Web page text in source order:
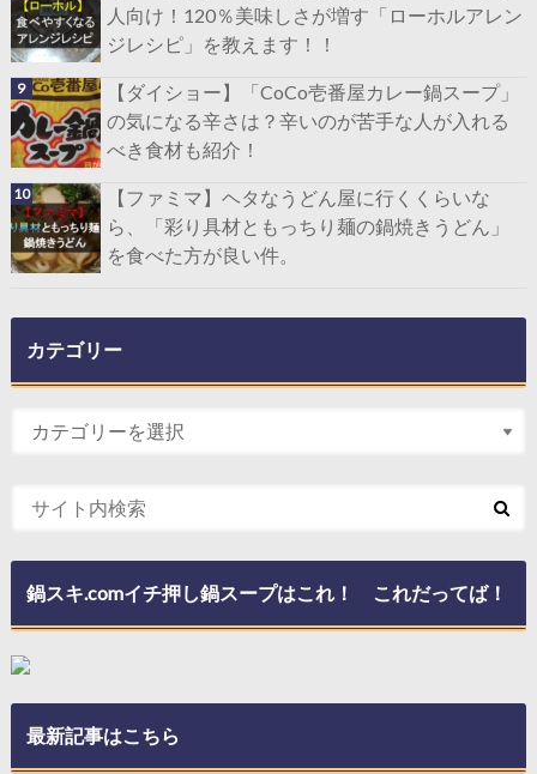
人向け！120％美味しさが増す「ローホルアレン
ジレシピ」を教えます！！
【ダイショー】「CoCo壱番屋カレー鍋スープ」
の気になる辛さは？辛いのが苦手な人が入れる
べき食材も紹介！
【ファミマ】ヘタなうどん屋に行くくらいな
ら、「彩り具材ともっちり麺の鍋焼きうどん」
を食べた方が良い件。
カテゴリー
鍋スキ.comイチ押し鍋スープはこれ！ これだってば！
最新記事はこちら